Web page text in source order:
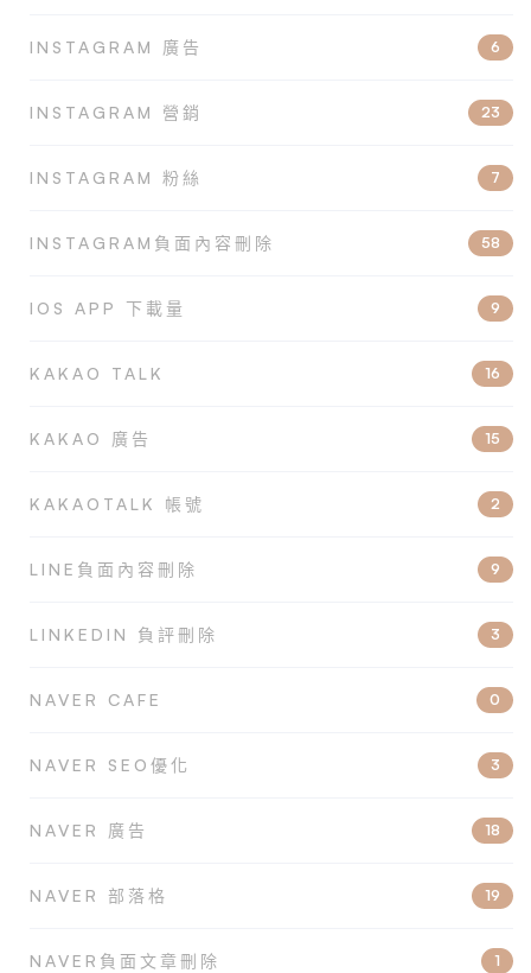
INSTAGRAM 廣告 6
INSTAGRAM 營銷 23
INSTAGRAM 粉絲 7
INSTAGRAM負面內容刪除 58
IOS APP 下載量 9
KAKAO TALK 16
KAKAO 廣告 15
KAKAOTALK 帳號 2
LINE負面內容刪除 9
LINKEDIN 負評刪除 3
NAVER CAFE 0
NAVER SEO優化 3
NAVER 廣告 18
NAVER 部落格 19
NAVER負面文章刪除 1